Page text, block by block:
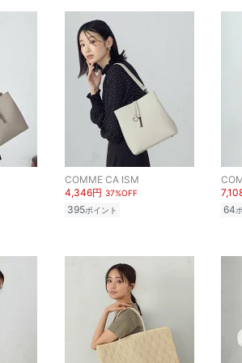
COMME CA ISM
4,346円 37%OFF
395ポイント 64